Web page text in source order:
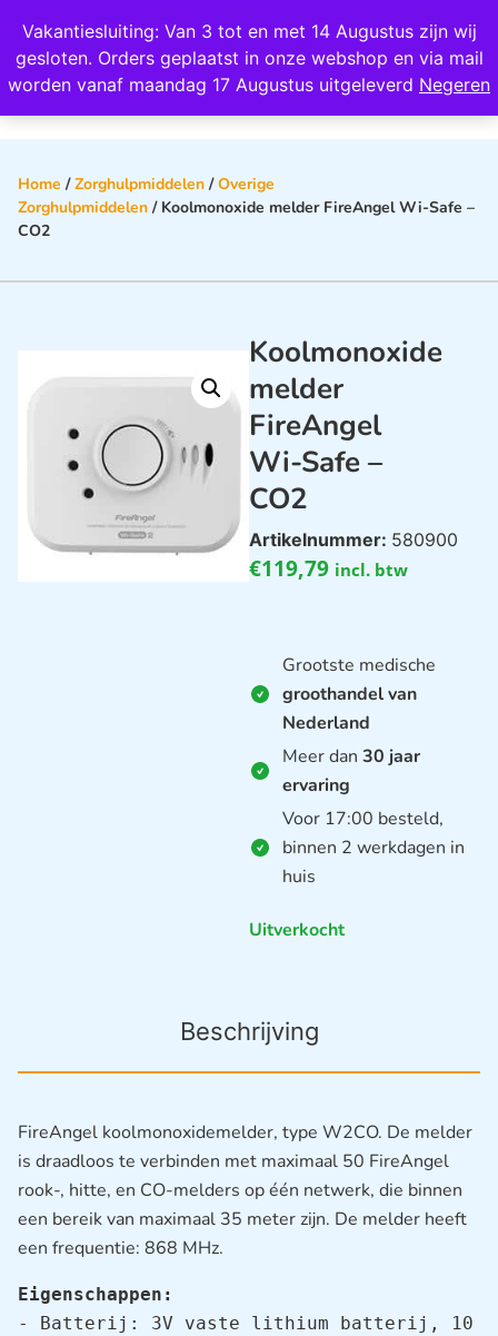
Vakantiesluiting: Van 3 tot en met 14 Augustus zijn wij
gesloten. Orders geplaatst in onze webshop en via mail
worden vanaf maandag 17 Augustus uitgeleverd Negeren
Wij scoren een 4,8 op Google
Home /Zorghulpmiddelen /Overige
Zorghulpmiddelen / Koolmonoxide melder FireAngel Wi-Safe –
CO2
Koolmonoxide
melder
FireAngel
Wi-Safe –
CO2
Artikelnummer: 580900
€119,79 incl. btw
Grootste medische
groothandel van
Nederland
Meer dan 30 jaar
ervaring
Voor 17:00 besteld,
binnen 2 werkdagen in
huis
Uitverkocht
Beschrijving
FireAngel koolmonoxidemelder, type W2CO. De melder
is draadloos te verbinden met maximaal 50 FireAngel
rook-, hitte, en CO-melders op één netwerk, die binnen
een bereik van maximaal 35 meter zijn. De melder heeft
een frequentie: 868 MHz.
Eigenschappen:
- Batterij: 3V vaste lithium batterij, 10